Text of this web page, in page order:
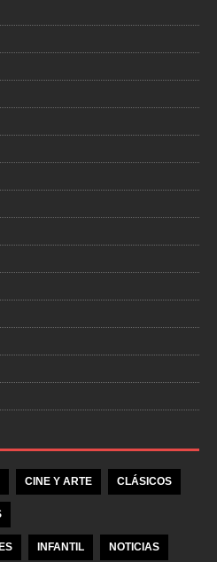
CINE Y ARTE CLÁSICOS
INFANTIL NOTICIAS